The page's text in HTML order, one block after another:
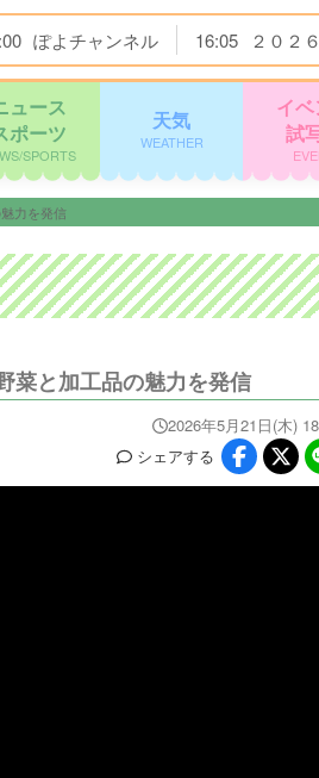
ぽよチャンネル 16:05 ２０２
ュース
ポーツ
SPORTS
天気
WEATHER
イ
試
力を発信
と加工品の魅力を発信
2026年5月21日(木)
シェアする